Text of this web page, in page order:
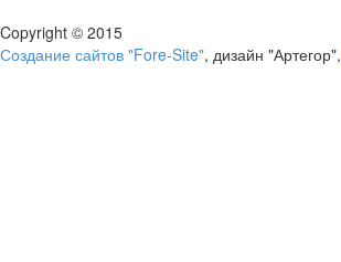
Copyright © 2015
Создание сайтов "Fore-Site", дизайн "Артегор",